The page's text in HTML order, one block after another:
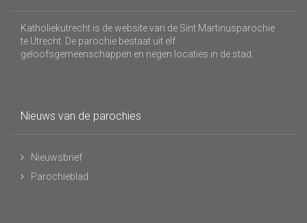
Katholiekutrecht is de website van de Sint Martinusparochie
te Utrecht. De parochie bestaat uit elf
geloofsgemeenschappen en negen locaties in de stad.
Nieuws van de parochies
Nieuwsbrief
Parochieblad